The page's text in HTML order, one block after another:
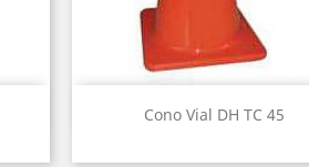
Cono Vial DH TC 45
Vista rápida